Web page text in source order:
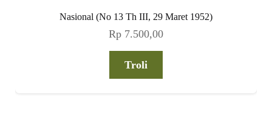
Nasional (No 13 Th III, 29 Maret 1952)
Rp 7.500,00
Troli